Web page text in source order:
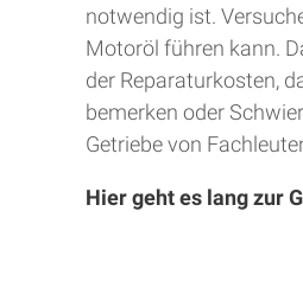
notwendig ist.
Motoröl führen kann.
der Reparaturkosten,
bemerken oder
Getriebe von
Hier geht es lang zur